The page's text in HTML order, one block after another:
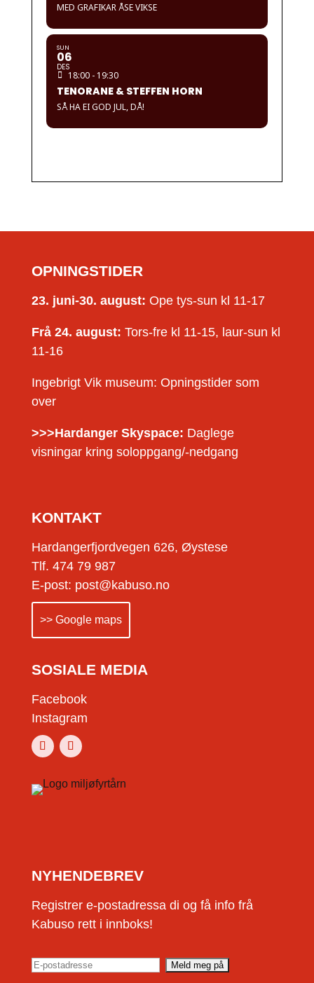
MED GRAFIKAR ÅSE VIKSE
SUN
06
DES
18:00 - 19:30
TENORANE & STEFFEN HORN
SÅ HA EI GOD JUL, DÅ!
OPNINGSTIDER
23. juni-30. august: Ope tys-sun kl 11-17
Frå 24. august: Tors-fre kl 11-15, laur-sun kl
11-16
Ingebrigt Vik museum: Opningstider som
over
>>>Hardanger Skyspace: Daglege
visningar kring soloppgang/-nedgang
KONTAKT
Hardangerfjordvegen 626, Øystese
Tlf. 474 79 987
E-post: post@kabuso.no
>> Google maps
SOSIALE MEDIA
Facebook
Instagram
NYHENDEBREV
Registrer e-postadressa di og få info frå
Kabuso rett i innboks!